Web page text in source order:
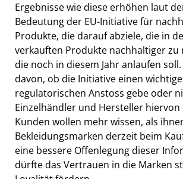
Ergebnisse wie diese erhöhen laut
Bedeutung der EU-Initiative für
Produkte, die darauf abziele, die in
verkauften Produkte nachhaltiger zu
die noch in diesem Jahr anlaufen
davon, ob die Initiative einen
regulatorischen Anstoss gebe oder
Einzelhändler und Hersteller
Kunden wollen mehr wissen, als
Bekleidungsmarken derzeit beim
eine bessere Offenlegung dieser
dürfte das Vertrauen in die Marken